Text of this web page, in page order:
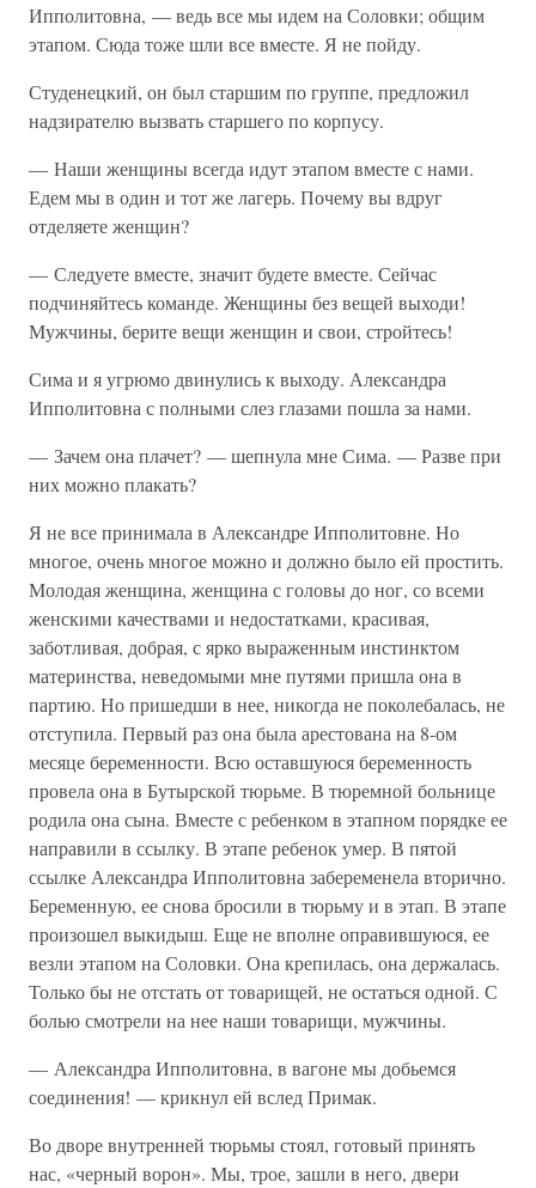
Ипполитовна, — ведь все мы идем на Соловки; общим
этапом. Сюда тоже шли все вместе. Я не пойду.
Студенецкий, он был старшим по группе, предложил
надзирателю вызвать старшего по корпусу.
— Наши женщины всегда идут этапом вместе с нами.
Едем мы в один и тот же лагерь. Почему вы вдруг
отделяете женщин?
— Следуете вместе, значит будете вместе. Сейчас
подчиняйтесь команде. Женщины без вещей выходи!
Мужчины, берите вещи женщин и свои, стройтесь!
Сима и я угрюмо двинулись к выходу. Александра
Ипполитовна с полными слез глазами пошла за нами.
— Зачем она плачет? — шепнула мне Сима. — Разве при
них можно плакать?
Я не все принимала в Александре Ипполитовне. Но
многое, очень многое можно и должно было ей простить.
Молодая женщина, женщина с головы до ног, со всеми
женскими качествами и недостатками, красивая,
заботливая, добрая, с ярко выраженным инстинктом
материнства, неведомыми мне путями пришла она в
партию. Но пришедши в нее, никогда не поколебалась, не
отступила. Первый раз она была арестована на 8-ом
месяце беременности. Всю оставшуюся беременность
провела она в Бутырской тюрьме. В тюремной больнице
родила она сына. Вместе с ребенком в этапном порядке ее
направили в ссылку. В этапе ребенок умер. В пятой
ссылке Александра Ипполитовна забеременела вторично.
Беременную, ее снова бросили в тюрьму и в этап. В этапе
произошел выкидыш. Еще не вполне оправившуюся, ее
везли этапом на Соловки. Она крепилась, она держалась.
Только бы не отстать от товарищей, не остаться одной. С
болью смотрели на нее наши товарищи, мужчины.
— Александра Ипполитовна, в вагоне мы добьемся
соединения! — крикнул ей вслед Примак.
Во дворе внутренней тюрьмы стоял, готовый принять
нас, «черный ворон». Мы, трое, зашли в него, двери